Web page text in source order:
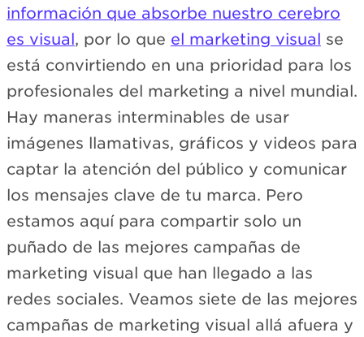
información que absorbe nuestro cerebro
es visual, por lo que el marketing visual se
está convirtiendo en una prioridad para los
profesionales del marketing a nivel mundial.
Hay maneras interminables de usar
imágenes llamativas, gráficos y videos para
captar la atención del público y comunicar
los mensajes clave de tu marca. Pero
estamos aquí para compartir solo un
puñado de las mejores campañas de
marketing visual que han llegado a las
redes sociales. Veamos siete de las mejores
campañas de marketing visual allá afuera y